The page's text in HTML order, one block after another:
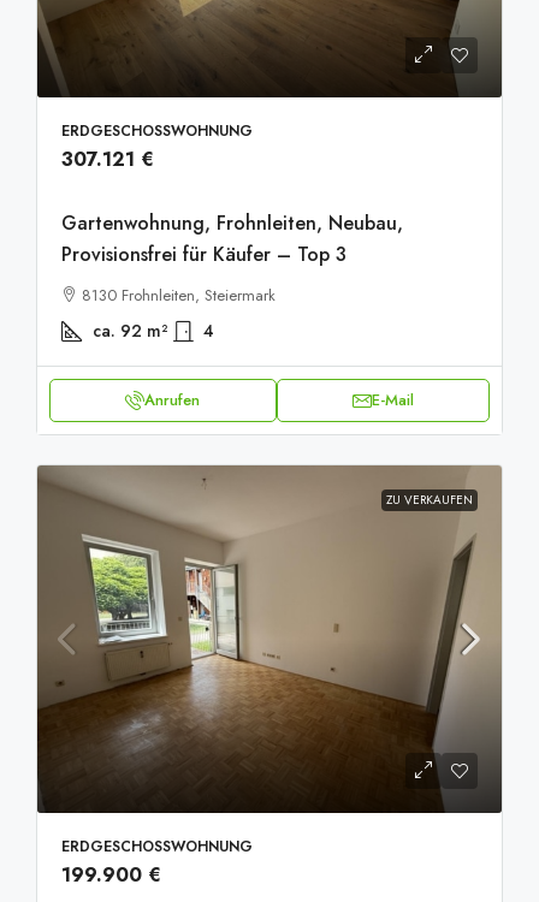
ERDGESCHOSSWOHNUNG
307.121 €
Gartenwohnung, Frohnleiten, Neubau,
Provisionsfrei für Käufer – Top 3
8130 Frohnleiten, Steiermark
ca. 92 m² 4
Anrufen E-Mail
ZU VERKAUFEN
ERDGESCHOSSWOHNUNG
199.900 €